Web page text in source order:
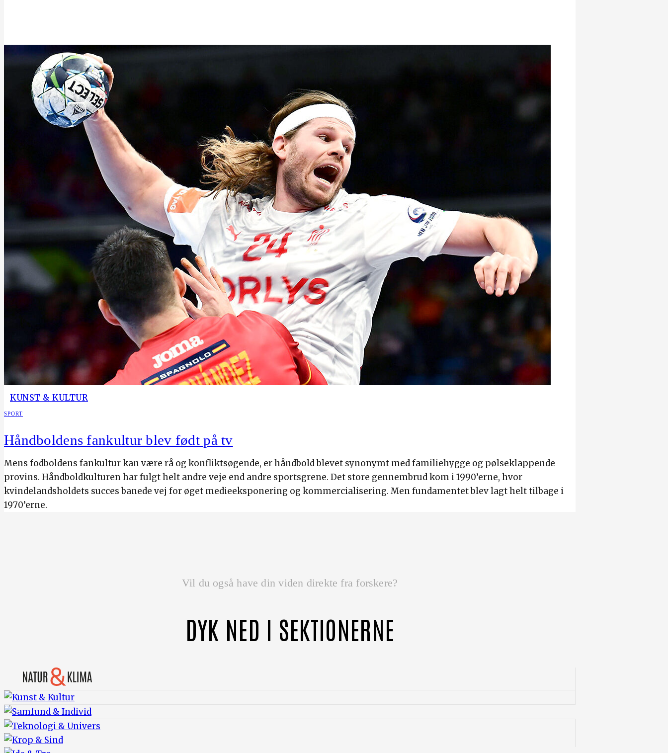
KUNST & KULTUR
SPORT
Håndboldens fankultur blev født på tv
Mens fodboldens fankultur kan være rå og konfliktsøgende, er håndbold blevet synonymt med familiehygge og pølseklappende
provins. Håndboldkulturen har fulgt helt andre veje end andre sportsgrene. Det store gennembrud kom i 1990’erne, hvor
kvindelandsholdets succes banede vej for øget medieeksponering og kommercialisering. Men fundamentet blev lagt helt tilbage i
1970’erne.
Vil du også have din viden direkte fra forskere?
DYK NED I SEKTIONERNE